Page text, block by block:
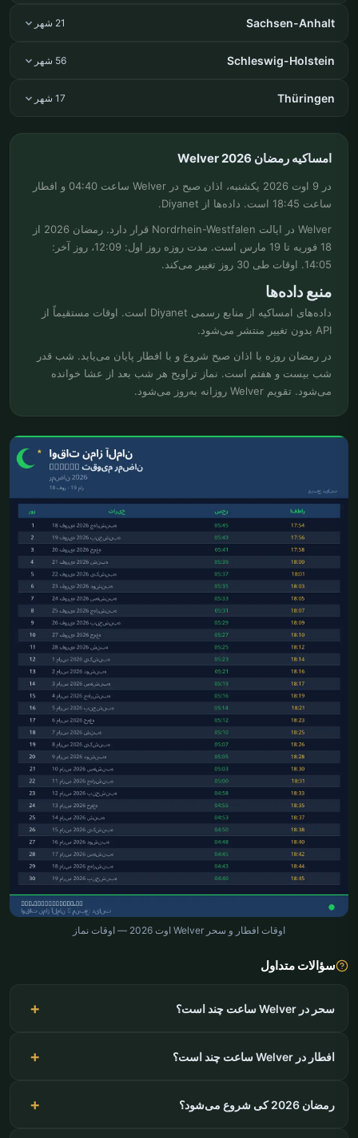
Sachsen-Anhalt 21 شهر
Schleswig-Holstein 56 شهر
Thüringen 17 شهر
امساکیه رمضان Welver 2026
در 9 اوت 2026 یکشنبه، اذان صبح در Welver ساعت 04:40 و افطار
ساعت 18:45 است. داده‌ها از Diyanet.
Welver در ایالت Nordrhein-Westfalen قرار دارد. رمضان 2026 از
18 فوریه تا 19 مارس است. مدت روزه روز اول: 12:09، روز آخر:
14:05. اوقات طی 30 روز تغییر می‌کند.
منبع داده‌ها
داده‌های امساکیه از منابع رسمی Diyanet است. اوقات مستقیماً از
API بدون تغییر منتشر می‌شود.
در رمضان روزه با اذان صبح شروع و با افطار پایان می‌یابد. شب قدر
شب بیست و هفتم است. نماز تراویح هر شب بعد از عشا خوانده
می‌شود. تقویم Welver روزانه به‌روز می‌شود.
اوقات افطار و سحر Welver اوت 2026 — اوقات نماز
سؤالات متداول
سحر در Welver ساعت چند است؟
افطار در Welver ساعت چند است؟
رمضان 2026 کی شروع می‌شود؟